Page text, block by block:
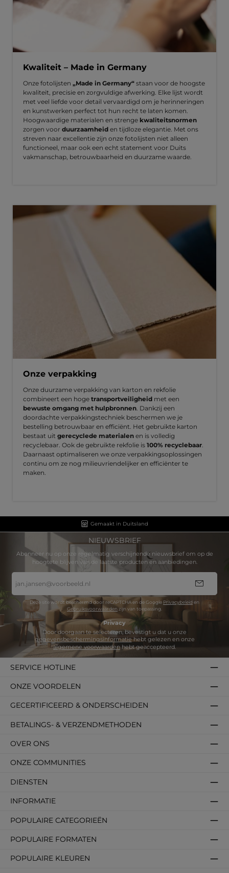
Kwaliteit – Made in Germany
Onze fotolijsten „Made in Germany“ staan voor de hoogste
kwaliteit, precisie en zorgvuldige afwerking. Elke lijst wordt
met veel liefde voor detail vervaardigd om je herinneringen
en kunstwerken perfect tot hun recht te laten komen.
Hoogwaardige materialen en strenge kwaliteitsnormen
zorgen voor duurzaamheid en tijdloze elegantie. Met ons
streven naar excellentie zijn onze fotolijsten niet alleen
functioneel, maar ook een echt statement voor Duits
vakmanschap, betrouwbaarheid en duurzame waarde.
Onze verpakking
Onze duurzame verpakking van karton en rekfolie
combineert een hoge transportveiligheid met een
bewuste omgang met hulpbronnen. Dankzij een
doordachte verpakkingstechniek beschermen we je
bestelling betrouwbaar en efficiënt. Het gebruikte karton
bestaat uit gerecyclede materialen en is volledig
recyclebaar. Ook de gebruikte rekfolie is 100% recyclebaar.
Daarnaast optimaliseren we onze verpakkingsoplossingen
continu om ze nog milieuvriendelijker en efficiënter te
maken.
Gemaakt in Duitsland
NIEUWSBRIEF
Abonneer nu op onze regelmatig verschijnende nieuwsbrief om op de
hoogtete blijven van de laatste producten en aanbiedingen.
mailadres
*
Deze site wordt beschermd door reCAPTCHA en de Google Privacybeleid en
Gebruiksvoorwaarden zijn van toepassing.
Privacy
gegevensbeschermingsinformatie
algemene voorwaardenhebt geaccepteerd.
SERVICE HOTLINE
DIENSTEN
INFORMATIE
POPULAIRE CATEGORIEËN
POPULAIRE FORMATEN
POPULAIRE KLEUREN
BETALINGS- & VERZENDMETHODEN
OVER ONS
GECERTIFICEERD & ONDERSCHEIDEN
ONZE VOORDELEN
ONZE COMMUNITIES